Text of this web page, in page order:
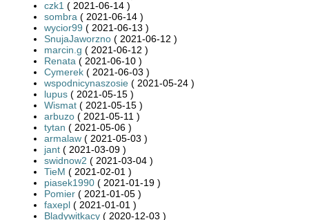
czk1 ( 2021-06-14 )
sombra ( 2021-06-14 )
wycior99 ( 2021-06-13 )
SnujaJaworzno ( 2021-06-12 )
marcin.g ( 2021-06-12 )
Renata ( 2021-06-10 )
Cymerek ( 2021-06-03 )
wspodnicynaszosie ( 2021-05-24 )
lupus ( 2021-05-15 )
Wismat ( 2021-05-15 )
arbuzo ( 2021-05-11 )
tytan ( 2021-05-06 )
armalaw ( 2021-05-03 )
jant ( 2021-03-09 )
swidnow2 ( 2021-03-04 )
TieM ( 2021-02-01 )
piasek1990 ( 2021-01-19 )
Pomier ( 2021-01-05 )
faxepl ( 2021-01-01 )
Bladywitkacy ( 2020-12-03 )